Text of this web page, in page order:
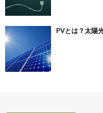
PVとは？太陽